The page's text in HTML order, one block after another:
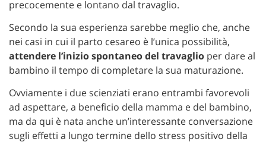
precocemente e lontano dal travaglio.
Secondo la sua esperienza sarebbe meglio che, anche
nei casi in cui il parto cesareo è l’unica possibilità,
attendere l’inizio spontaneo del travaglio per dare al
bambino il tempo di completare la sua maturazione.
Ovviamente i due scienziati erano entrambi favorevoli
ad aspettare, a beneficio della mamma e del bambino,
ma da qui è nata anche un’interessante conversazione
sugli effetti a lungo termine dello stress positivo della